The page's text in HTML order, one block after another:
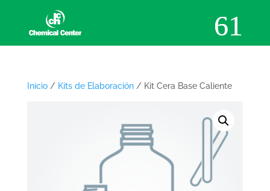
Inicio/ Kits de Elaboración/ Kit Cera Base Caliente